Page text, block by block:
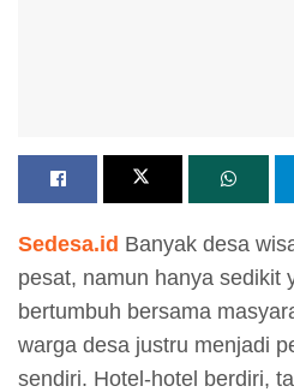
Sedesa.id Banyak desa
pesat, namun hanya sedikit
bertumbuh bersama
warga desa justru menjadi
sendiri. Hotel-hotel berdiri,